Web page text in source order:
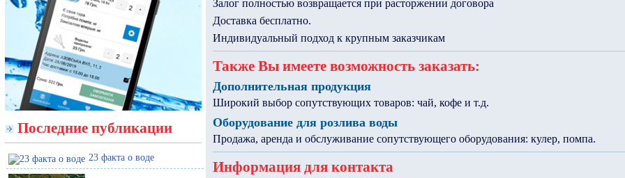
Последние публикации
23 факта о воде
Залог полностью возвращается при расторжении договора
Доставка бесплатно.
Индивидуальный подход к крупным заказчикам
Также Вы имеете возможность заказать:
Дополнительная продукция
Широкий выбор сопутствующих товаров: чай, кофе и т.д.
Оборудование для розлива воды
Продажа, аренда и обслуживание сопутствующего оборудования: кулер, помпа.
Информация для контакта